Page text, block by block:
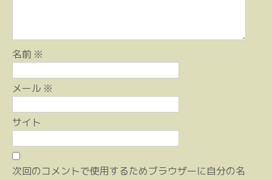
名前 ※
メール ※
サイト
次回のコメントで使用するためブラウザーに自分の名